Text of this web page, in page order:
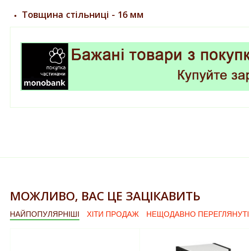
Товщина стільниці - 16 мм
МОЖЛИВО, ВАС ЦЕ ЗАЦІКАВИТЬ
НАЙПОПУЛЯРНІШІ ХІТИ ПРОДАЖ НЕЩОДАВНО ПЕРЕГЛЯНУТІ